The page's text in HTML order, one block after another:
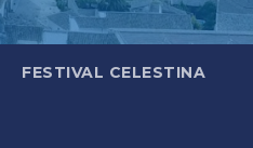
FESTIVAL CELESTINA